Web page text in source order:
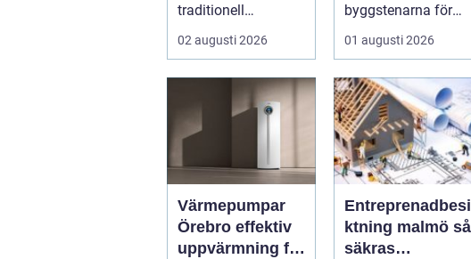
traditionell
verkstadsindustr...
02 augusti 2026
byggstenarna för
alla som vill arbet...
01 augusti 2026
Värmepumpar
Örebro effektiv
uppvärmning för
Entreprenadbesi
ktning malmö så
säkras